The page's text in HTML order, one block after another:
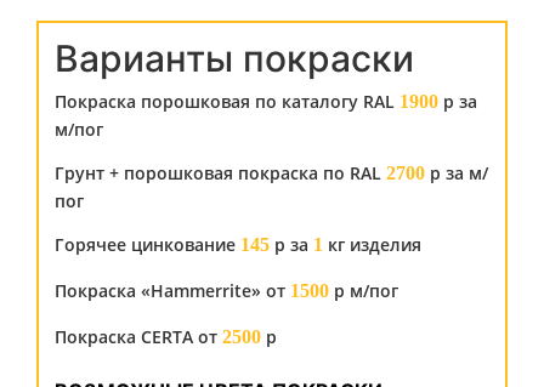
Варианты покраски
Покраска порошковая по каталогу RAL 1900 р за
м/пог
Грунт + порошковая покраска по RAL 2700 р за м/
пог
Горячее цинкование 145 р за 1 кг изделия
Покраска «Hammerrite» от 1500 р м/пог
Покраска CERTA от 2500 р